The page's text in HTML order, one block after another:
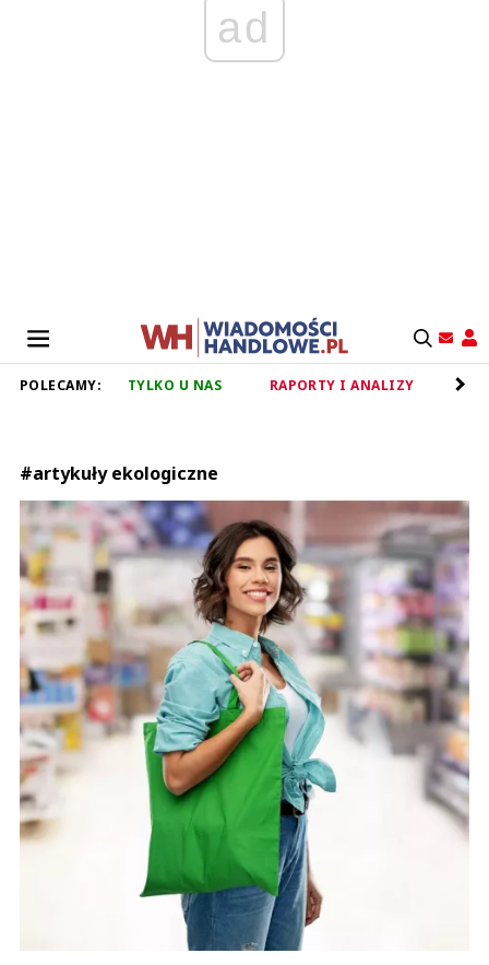
ad
POLECAMY: TYLKO U NAS RAPORTY I ANALIZY
#artykuły ekologiczne